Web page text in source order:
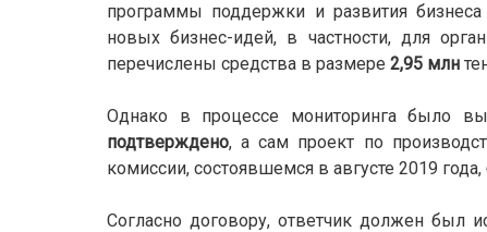
программы поддержки и развития бизнеса
новых бизнес-идей, в частности, для
перечислены средства в размере 2,95 млн
Однако в процессе мониторинга было
подтверждено, а сам проект по
комиссии, состоявшемся в августе 2019
Согласно договору, ответчик должен был